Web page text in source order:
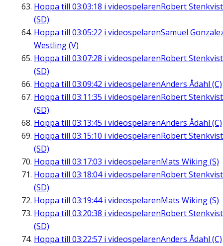
Hoppa till 03:03:18 i videospelarenRobert Stenkvist
(SD)
Hoppa till 03:05:22 i videospelarenSamuel
Westling (V)
Hoppa till 03:07:28 i videospelarenRobert Stenkvist
(SD)
Hoppa till 03:09:42 i videospelarenAnders Ådahl (C)
Hoppa till 03:11:35 i videospelarenRobert Stenkvist
(SD)
Hoppa till 03:13:45 i videospelarenAnders Ådahl (C)
Hoppa till 03:15:10 i videospelarenRobert Stenkvist
(SD)
Hoppa till 03:17:03 i videospelarenMats Wiking (S)
Hoppa till 03:18:04i videospelarenRobert Stenkvist
(SD)
Hoppa till 03:19:44i videospelarenMats Wiking (S)
Hoppa till 03:20:38 i videospelarenRobert Stenkvist
(SD)
Hoppa till 03:22:57 i videospelarenAnders Ådahl (C)